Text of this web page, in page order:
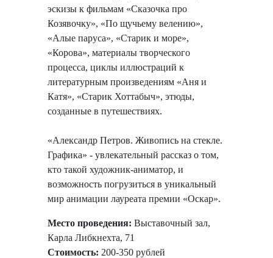
эскизы к фильмам «Сказочка про
Козявочку», «По щучьему велению»,
«Алые паруса», «Старик и море»,
«Корова», материалы творческого
процесса, циклы иллюстраций к
литературным произведениям «Аня и
Катя», «Старик Хоттабыч», этюды,
созданные в путешествиях.
«Александр Петров. Живопись на стекле.
Графика» - увлекательный рассказ о том,
кто такой художник-аниматор, и
возможность погрузиться в уникальный
мир анимации лауреата премии «Оскар».
Место проведения: Выставочный зал,
Карла Либкнехта, 71
Стоимость: 200-350 рублей